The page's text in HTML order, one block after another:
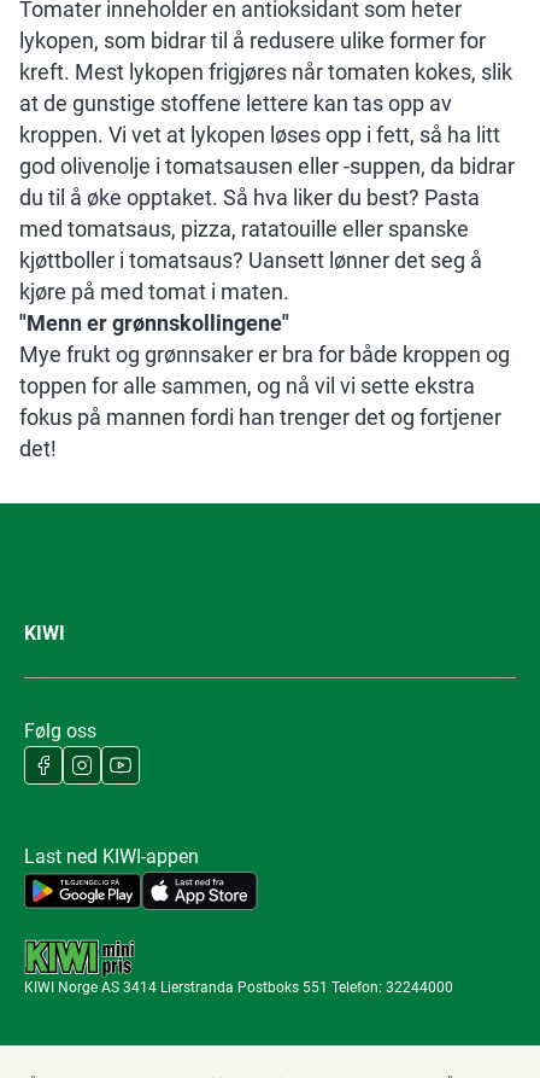
Tomater inneholder en antioksidant som heter
lykopen, som bidrar til å redusere ulike former for
kreft. Mest lykopen frigjøres når tomaten kokes, slik
at de gunstige stoffene lettere kan tas opp av
kroppen. Vi vet at lykopen løses opp i fett, så ha litt
god olivenolje i tomatsausen eller -suppen, da bidrar
du til å øke opptaket. Så hva liker du best? Pasta
med tomatsaus, pizza, ratatouille eller spanske
kjøttboller i tomatsaus? Uansett lønner det seg å
kjøre på med tomat i maten.
"Menn er grønnskollingene"
Mye frukt og grønnsaker er bra for både kroppen og
toppen for alle sammen, og nå vil vi sette ekstra
fokus på mannen fordi han trenger det og fortjener
det!
KIWI
Følg oss
Last ned KIWI-appen
KIWI Norge AS 3414 Lierstranda Postboks 551 Telefon: 32244000